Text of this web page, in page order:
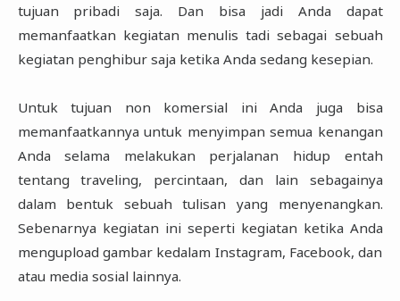
tujuan pribadi saja. Dan bisa jadi Anda dapat
memanfaatkan kegiatan menulis tadi sebagai sebuah
kegiatan penghibur saja ketika Anda sedang kesepian.
Untuk tujuan non komersial ini Anda juga bisa
memanfaatkannya untuk menyimpan semua kenangan
Anda selama melakukan perjalanan hidup entah
tentang traveling, percintaan, dan lain sebagainya
dalam bentuk sebuah tulisan yang menyenangkan.
Sebenarnya kegiatan ini seperti kegiatan ketika Anda
mengupload gambar kedalam Instagram, Facebook, dan
atau media sosial lainnya.